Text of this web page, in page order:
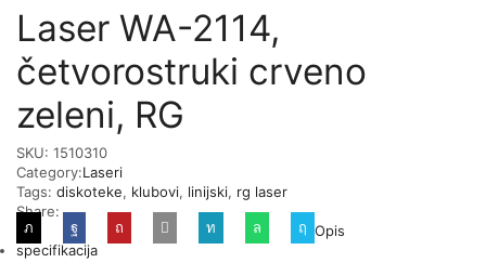
Laser WA-2114,
četvorostruki crveno
zeleni, RG
SKU: 1510310
Category:Laseri
Tags: diskoteke, klubovi, linijski, rg laser
Share:
Opis
specifikacija